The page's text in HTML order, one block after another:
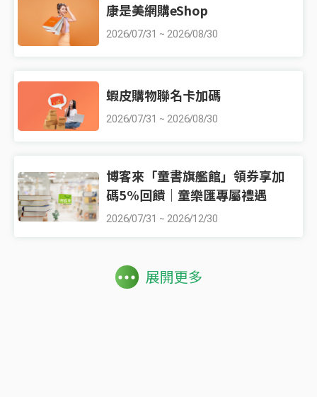
康是美網購eShop
2026/07/31 ~ 2026/08/30
蝦皮購物聯名卡加碼
2026/07/31 ~ 2026/08/30
博客來「童書旗艦館」領券享加
碼5%回饋｜童樂匯專屬禮遇
2026/07/31 ~ 2026/12/30
展開更多